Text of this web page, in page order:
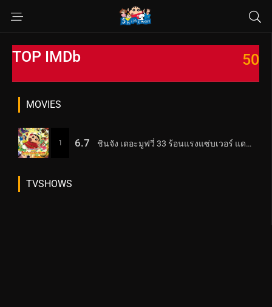
TOP IMDb 50
MOVIES
1 6.7 ชินจัง เดอะมูฟวี่ 33 ร้อนแรงแซ่บเวอร์ แดนเซอร์แห่งคาซึคาเบะ (2025) Crayon Shin-chan the Movie: Super Hot! The Spicy Kasukabe Dancers
TVSHOWS